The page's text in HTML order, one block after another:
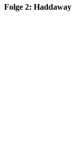
Folge 2: Haddaway